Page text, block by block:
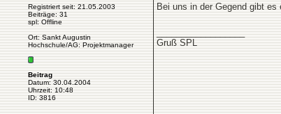
Registriert seit: 21.05.2003
Beiträge: 31
spl: Offline
Ort: Sankt Augustin
Hochschule/AG: Projektmanager
Beitrag
Datum: 30.04.2004
Uhrzeit: 10:48
ID: 3816
Bei uns in der Gegend gibt
Gruß SPL